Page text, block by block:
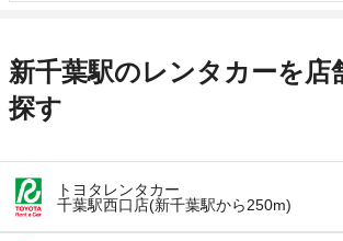
新千葉駅のレンタカーを店
探す
トヨタレンタカー
千葉駅西口店(新千葉駅から250m)